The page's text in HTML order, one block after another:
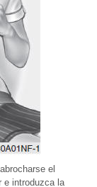
el
e introduzca la